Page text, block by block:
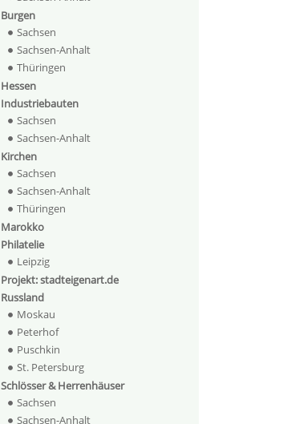
Burgen
Sachsen
Sachsen-Anhalt
Thüringen
Hessen
Industriebauten
Sachsen
Sachsen-Anhalt
Kirchen
Sachsen
Sachsen-Anhalt
Thüringen
Marokko
Philatelie
Leipzig
Projekt: stadteigenart.de
Russland
Moskau
Peterhof
Puschkin
St. Petersburg
Schlösser & Herrenhäuser
Sachsen
Sachsen-Anhalt